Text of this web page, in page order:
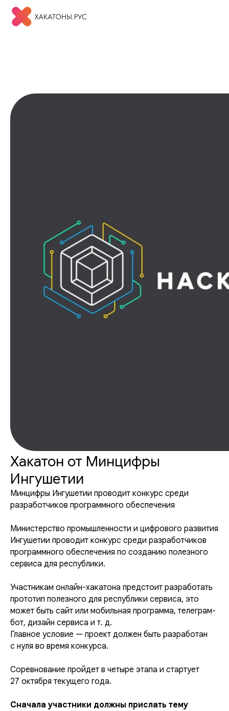
Хакатон от Минцифры
Ингушетии
Минцифры Ингушетии проводит конкурс среди
разработчиков программного обеспечения
Министерство промышленности и цифрового развития
Ингушетии проводит конкурс среди разработчиков
программного обеспечения по созданию полезного
сервиса для республики.
Участникам онлайн-хакатона предстоит разработать
прототип полезного для республики сервиса, это
может быть сайт или мобильная программа, телеграм-
бот, дизайн сервиса и т. д.
Главное условие — проект должен быть разработан
с нуля во время конкурса.
Соревнование пройдет в четыре этапа и стартует
27 октября текущего года.
Сначала участники должны прислать тему